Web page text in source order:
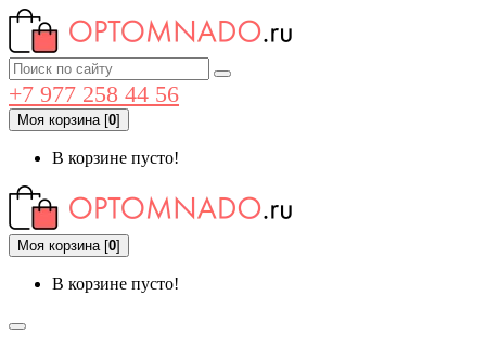
+7 977 258 44 56
Моя корзина[0]
В корзине пусто!
Моя корзина[0]
В корзине пусто!